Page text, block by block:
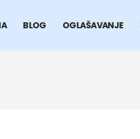
BLOG OGLAŠAVANJE